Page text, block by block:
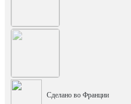
Сделано во Франции